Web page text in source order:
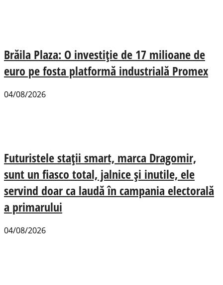
Brăila Plaza: O investiție de 17 milioane de
euro pe fosta platformă industrială Promex
04/08/2026
Futuristele stații smart, marca Dragomir,
sunt un fiasco total, jalnice și inutile, ele
servind doar ca laudă în campania electorală
a primarului
04/08/2026